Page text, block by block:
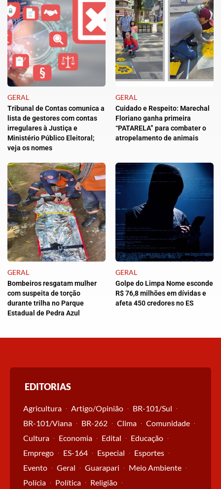
GERAL
Tribunal de Contas comunica a
lista de gestores com contas
irregulares à Justiça e
Ministério Público Eleitoral;
veja os nomes
GERAL
Cuidado e Respeito: Marechal
Floriano ganha primeira
“PATARELA” para combater o
atropelamento de animais
GERAL
Bombeiros resgatam mulher
com suspeita de torção
durante trilha no Parque
Estadual de Pedra Azul
GERAL
Golpe do Limpa Nome esconde
R$ 76,8 milhões em dívidas e
afeta 450 credores no ES
EDITORIAS
Agricultura Artigo/Opinião
BR-101/Sul
BR-101/Viana
BR-262 Clima
Comunidade
Cultura
Economia Edital
Educação
Emprego
ES-164 Especial
Esportes
Evento
Geral Guarapari
Meio Ambiente
Polícia
Política
Religião